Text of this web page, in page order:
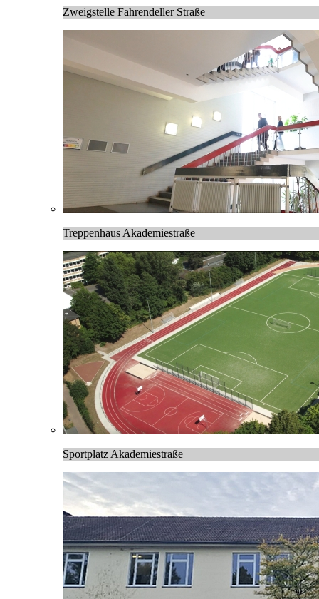
Zweigstelle Fahrendeller Straße
Treppenhaus Akademiestraße
Sportplatz Akademiestraße